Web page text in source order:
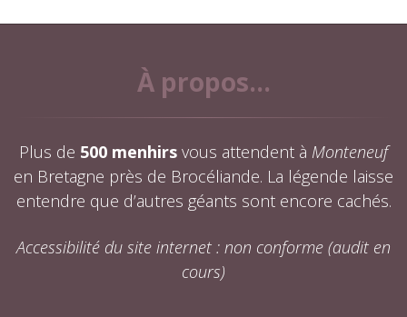
À propos...
Plus de 500 menhirs vous attendent à Monteneuf
en Bretagne près de Brocéliande. La légende laisse
entendre que d’autres géants sont encore cachés.
Accessibilité du site internet : non conforme (audit en
cours)